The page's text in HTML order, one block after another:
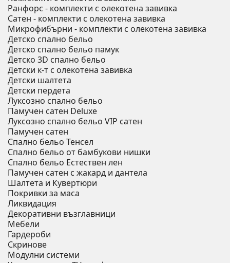
Ранфорс - комплекти с олекотена завивка
Сатен - комплекти с олекотена завивка
Микрофибърни - комплекти с олекотена завивка
Детско спално бельо
Детско спално бельо памук
Детско 3D спално бельо
Детски к-т с олекотена завивка
Детски шалтета
Детски пердета
Луксозно спално бельо
Памучен сатен Deluxe
Луксозно спално бельо VIP сатен
Памучен сатен
Спално бельо Тенсел
Спално бельо от бамбукови нишки
Спално бельо Естествен лен
Памучен сатен с жакард и дантела
Шалтета и Кувертюри
Покривки за маса
Ликвидация
Декоративни възглавници
Мебели
Гардероби
Скринове
Модулни системи